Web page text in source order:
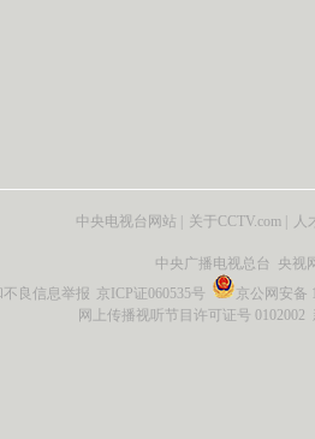
中央电视台网站 | 关于CCTV.com | 人
中央广播电视总台 央视
不良信息举报 京ICP证060535号
京公网安备
网上传播视听节目许可证号 0102002